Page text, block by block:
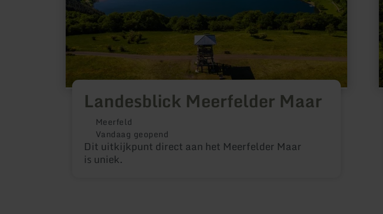
Landesblick Meerfelder Maar
Meerfeld
Vandaag geopend
Dit uitkijkpunt direct aan het Meerfelder Maar
is uniek.